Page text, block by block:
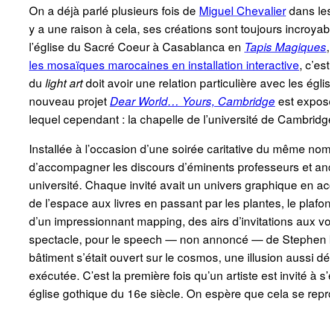
On a déjà parlé plusieurs fois de Miguel Chevalierdans
y a une raison à cela, ses créations sont toujours
l’église du Sacré Coeur à Casablanca en Tapis Magiques
les mosaïques marocaines en installation interactive,
du light artdoit avoir une relation particulière avec les
nouveau projetDear World… Yours, Cambridge est
lequel cependant : la chapelle de l’université de
Installée à l’occasion d’une soirée caritative du même
d’accompagner les discours d’éminents professeurs et
université. Chaque invité avait un univers graphique en
de l’espace aux livres en passant par les plantes, le
d’un impressionnant mapping, des airs d’invitations aux
spectacle, pour le speech — non annoncé — de Stephen
bâtiment s’était ouvert sur le cosmos, une illusion aussi
exécutée. C’est la première fois qu’un artiste est invité à
église gothique du 16e siècle. On espère que cela se